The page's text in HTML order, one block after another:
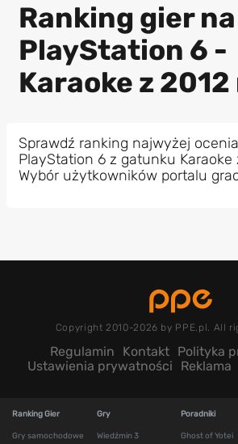
Ranking gier na
PlayStation 6 -
Karaoke z
Sprawdź ranking najwyżej
PlayStation 6 z gatunku Karaoke
Wybór użytkowników portalu
Copyright 2010-2026 by PPE.pl. All
Regulamin Kontakt Polityka
Ustawienia prywatności
Reklama
Ranking Gier
Gry samochodowe
Gry
Wiedźmin 3
Poradniki
Ghost of Yotei